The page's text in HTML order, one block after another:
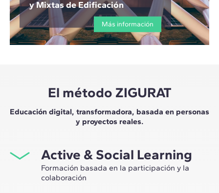
y Mixtas de Edificación
Más información
El método ZIGURAT
Educación digital, transformadora, basada en personas
y proyectos reales.
Active & Social Learning
Formación basada en la participación y la
colaboración